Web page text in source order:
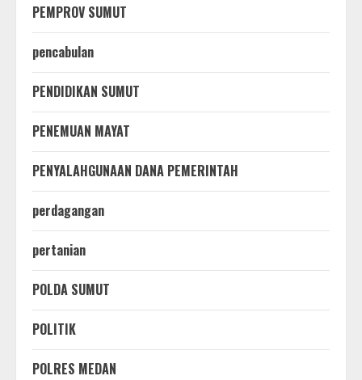
PEMPROV SUMUT
pencabulan
PENDIDIKAN SUMUT
PENEMUAN MAYAT
PENYALAHGUNAAN DANA PEMERINTAH
perdagangan
pertanian
POLDA SUMUT
POLITIK
POLRES MEDAN